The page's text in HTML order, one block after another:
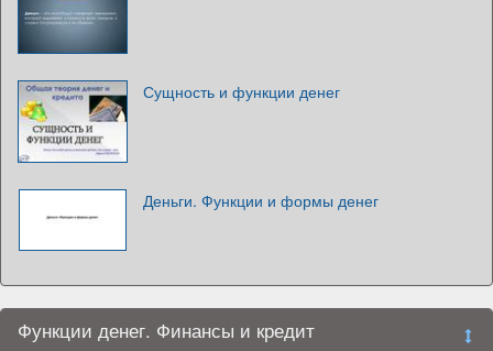
Сущность и функции денег
Деньги. Функции и формы денег
Функции денег. Финансы и кредит